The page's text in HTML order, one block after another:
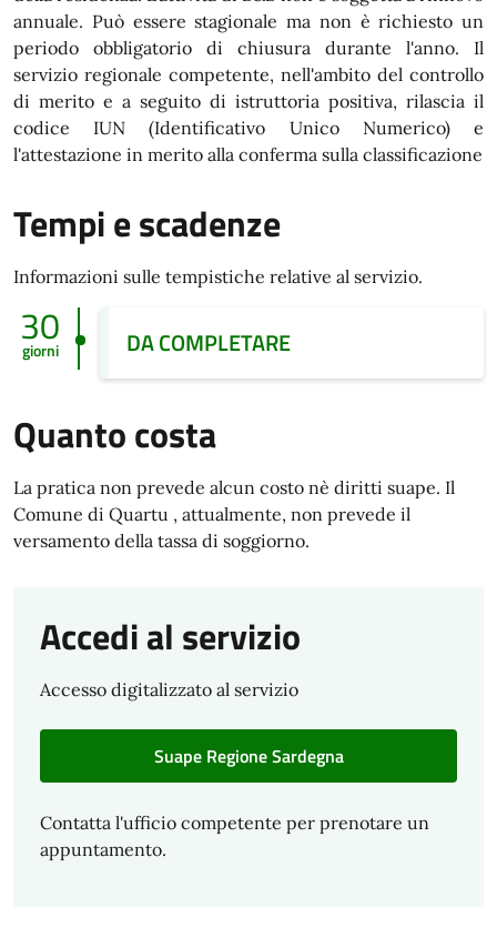
annuale. Può essere stagionale ma non è richiesto un
periodo obbligatorio di chiusura durante l'anno. Il
servizio regionale competente, nell'ambito del controllo
di merito e a seguito di istruttoria positiva, rilascia il
codice IUN (Identificativo Unico Numerico) e
l'attestazione in merito alla conferma sulla classificazione
Tempi e scadenze
Informazioni sulle tempistiche relative al servizio.
30
giorni DA COMPLETARE
Quanto costa
La pratica non prevede alcun costo nè diritti suape. Il
Comune di Quartu , attualmente, non prevede il
versamento della tassa di soggiorno.
Accedi al servizio
Accesso digitalizzato al servizio
Suape Regione Sardegna
Contatta l'ufficio competente per prenotare un
appuntamento.